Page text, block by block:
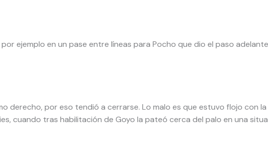
ejemplo en un pase entre líneas para Pocho que dio el paso
derecho, por eso tendió a cerrarse. Lo malo es que estuvo flojo con
cuando tras habilitación de Goyo la pateó cerca del palo en una